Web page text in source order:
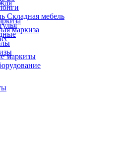
Складная мебель
маркиза
маркизы